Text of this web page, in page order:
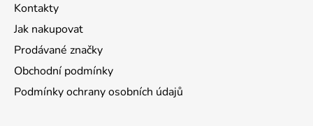
Kontakty
Jak nakupovat
Prodávané značky
Obchodní podmínky
Podmínky ochrany osobních údajů